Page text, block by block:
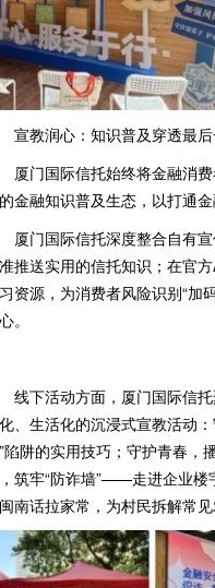
宣教润心：知识普及穿透最
厦门国际信托始终将金融消
金融知识普及生态，以打通金
厦门国际信托深度整合自有
推送实用的信托知识；在官
资源，为消费者风险识别“加
。
线下活动方面，厦门国际信
、生活化的沉浸式宣教活动
陷阱的实用技巧；守护青春，
筑牢“防诈墙”——走进企业楼
南话拉家常，为村民拆解常见